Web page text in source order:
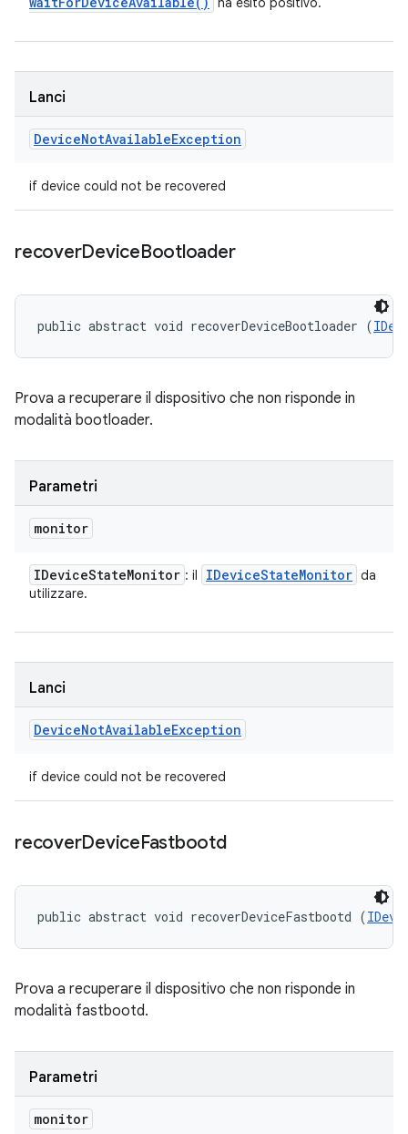
Lanci
DeviceNotAvailableException
if device could not be recovered
recoverDeviceBootloader
public abstract void recoverDeviceBootloader (
Prova a recuperare il dispositivo che non risponde in
modalità bootloader.
Parametri
monitor
IDeviceStateMonitor : il IDeviceStateMonitor da
utilizzare.
Lanci
DeviceNotAvailableException
if device could not be recovered
recoverDeviceFastbootd
public abstract void recoverDeviceFastbootd (
Prova a recuperare il dispositivo che non risponde in
modalità fastbootd.
Parametri
monitor